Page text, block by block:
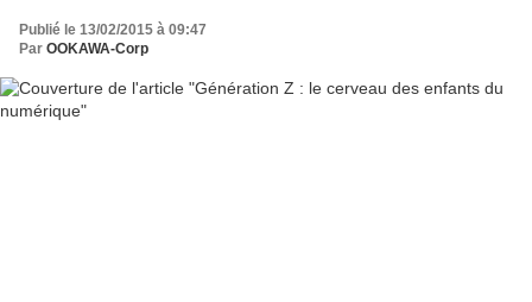
Publié le 13/02/2015 à 09:47
Par OOKAWA-Corp